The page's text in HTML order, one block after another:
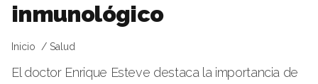
inmunológico
Inicio Salud
El doctor Enrique Esteve destaca la importancia de